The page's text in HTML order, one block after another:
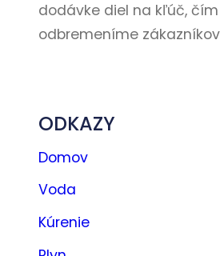
dodávke diel na kľúč, čím
odbremeníme
ODKAZY
Domov
Voda
Kúrenie